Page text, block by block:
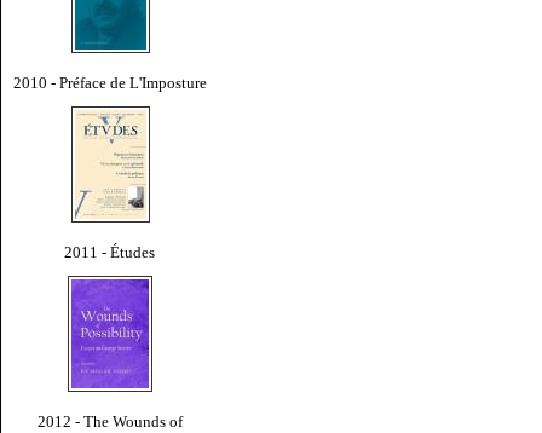
2010 - Préface de L'Imposture
2011 - Études
2012 - The Wounds of